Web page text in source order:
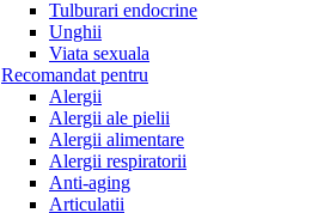
Tulburari endocrine
Unghii
Viata sexuala
Recomandat pentru
Alergii
Alergii ale pielii
Alergii alimentare
Alergii respiratorii
Anti-aging
Articulatii